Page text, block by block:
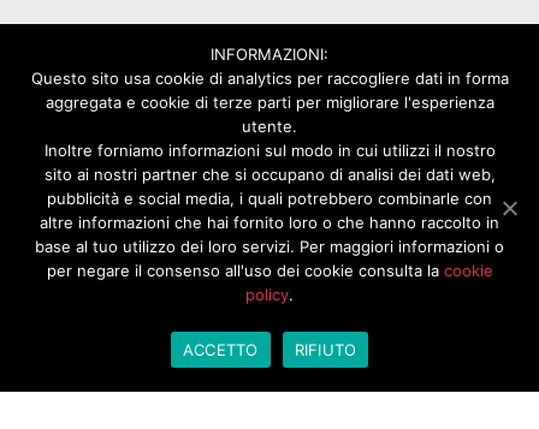
Forme srl производит различные профили точных
линейных направляющих и компонентов для
передачи мощности, таких как перфорированные
зубчатые рейки, шестеренки и сопутствующие
аксессуары.
INFORMAZIONI:
Questo sito usa cookie di analytics per raccogliere dati in forma
aggregata e cookie di terze parti per migliorare l'esperienza
utente.
Inoltre forniamo informazioni sul modo in cui utilizzi il nostro
sito ai nostri partner che si occupano di analisi dei dati web,
pubblicità e social media, i quali potrebbero combinarle con
altre informazioni che hai fornito loro o che hanno raccolto in
base al tuo utilizzo dei loro servizi. Per maggiori informazioni o
per negare il consenso all'uso dei cookie consulta la cookie
policy.
ACCETTO RIFIUTO